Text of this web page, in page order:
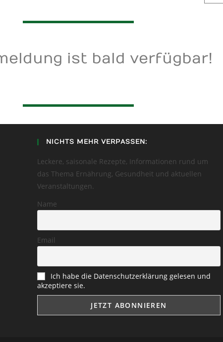
ist bald verfügbar!
NICHTS MEHR VERPASSEN:
Leckere, saisonale Rezepte, Informationen rund um
das Thema Ernährung, Gesundheit und aktuellen
Veranstaltungen.
Name
Email
Ich habe die Datenschutzerklärung gelesen und
akzeptiere sie.